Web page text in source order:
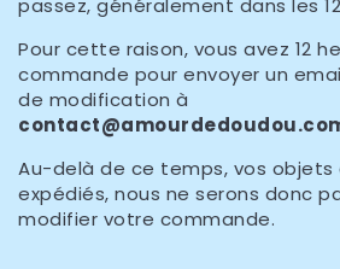
passez, généralement dans les
Pour cette raison, vous avez 12
commande pour envoyer un
de modification à
contact@amourdedoudou
Au-delà de ce temps, vos
expédiés, nous ne serons donc
modifier votre commande.